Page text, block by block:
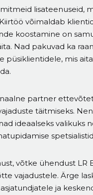
lisateenuseid,
võimaldab
koostamine on
Nad pakuvad ka
püsiklientidele, mis
partner
täitmiseks.
ideaalseks valikuks
võtke ühendust LR
vajadustele. Ärge
ja